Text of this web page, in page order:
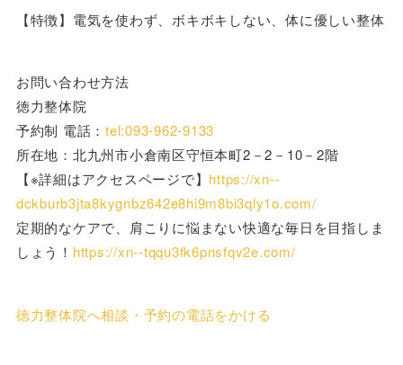
【特徴】電気を使わず、ボキボキしない、体に優しい整体
お問い合わせ方法
徳力整体院
予約制 電話：tel:093-962-9133
所在地：北九州市小倉南区守恒本町2－2－10－2階
【※詳細はアクセスページで】 https://xn--
dckburb3jta8kygnbz642e8hi9m8bi3qly1o.com/
定期的なケアで、肩こりに悩まない快適な毎日を目指しま
しょう！ https://xn--tqqu3fk6pnsfqv2e.com/
徳力整体院へ相談・予約の電話をかける